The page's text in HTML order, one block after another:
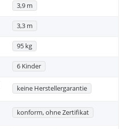
3,9 m
3,3 m
95 kg
6 Kinder
keine Herstellergarantie
konform, ohne Zertifikat